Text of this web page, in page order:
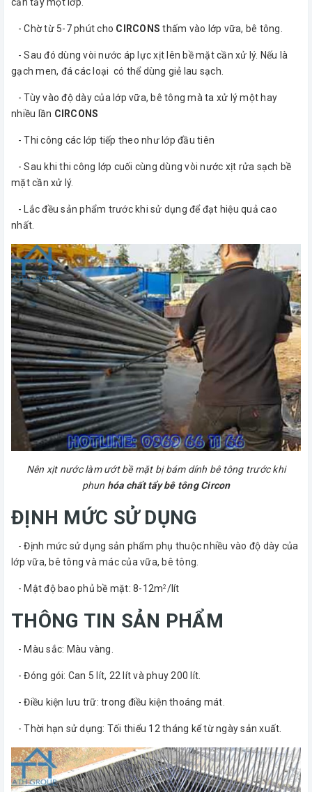
- Chờ từ 5-7 phút cho CIRCONS thấm vào lớp vữa, bê tông.
- Sau đó dùng vòi nước áp lực xịt lên bề mặt cần xử lý. Nếu là
gạch men, đá các loại có thể dùng giẻ lau sạch.
- Tùy vào độ dày của lớp vữa, bê tông mà ta xử lý một hay
nhiều lần CIRCONS
- Thi công các lớp tiếp theo như lớp đầu tiên
- Sau khi thi công lớp cuối cùng dùng vòi nước xịt rửa sạch bề
mặt cần xử lý.
- Lắc đều sản phẩm trước khi sử dụng để đạt hiệu quả cao
nhất.
Nên xịt nước làm ướt bề mặt bị bám dính bê tông trước khi
phun hóa chất tẩy bê tông Circon
ĐỊNH MỨC SỬ DỤNG
- Định mức sử dụng sản phẩm phụ thuộc nhiều vào độ dày của
lớp vữa, bê tông và mác của vữa, bê tông.
- Mật độ bao phủ bề mặt: 8-12m2 /lít
THÔNG TIN SẢN PHẨM
- Màu sắc: Màu vàng.
- Đóng gói: Can 5 lít, 22 lít và phuy 200 lít.
- Điều kiện lưu trữ: trong điều kiện thoáng mát.
- Thời hạn sử dụng: Tối thiểu 12 tháng kể từ ngày sản xuất.